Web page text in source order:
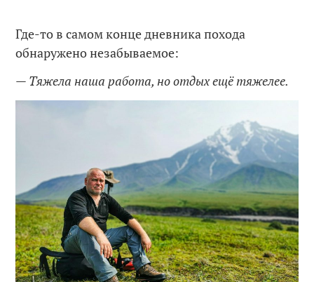
Где-то в самом конце дневника похода
обнаружено незабываемое:
— Тяжела наша работа, но отдых ещё тяжелее.